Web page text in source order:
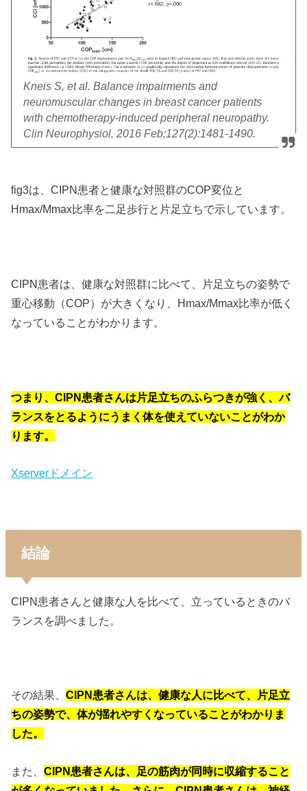
Kneis S, et al. Balance impairments and
neuromuscular changes in breast cancer patients
with chemotherapy-induced peripheral neuropathy.
Clin Neurophysiol. 2016 Feb;127(2):1481-1490.
fig3は、CIPN患者と健康な対照群のCOP変位と
Hmax/Mmax比率を二足歩行と片足立ちで示しています。
CIPN患者は、健康な対照群に比べて、片足立ちの姿勢で
重心移動（COP）が大きくなり、Hmax/Mmax比率が低く
なっていることがわかります。
つまり、CIPN患者さんは片足立ちのふらつきが強く、バ
ランスをとるようにうまく体を使えていないことがわか
ります。
Xserverドメイン
結論
CIPN患者さんと健康な人を比べて、立っているときのバ
ランスを調べました。
その結果、CIPN患者さんは、健康な人に比べて、片足立
ちの姿勢で、体が揺れやすくなっていることがわかりま
した。
また、CIPN患者さんは、足の筋肉が同時に収縮すること